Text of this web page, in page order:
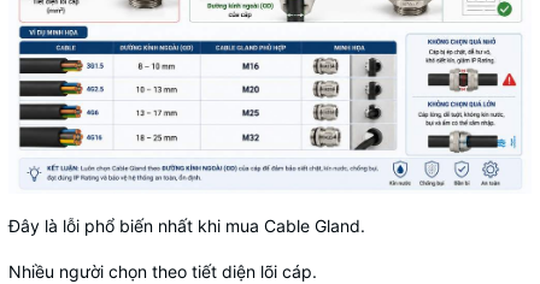
Đây là lỗi phổ biến nhất khi mua Cable Gland.
Nhiều người chọn theo tiết diện lõi cáp.